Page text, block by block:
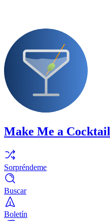
Make Me a Cocktail
Sorpréndeme
Buscar
Boletín